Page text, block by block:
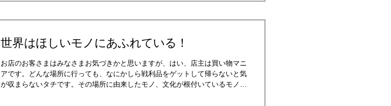
世界はほしいモノにあふれている！
お店のお客さまはみなさまお気づきかと思いますが、はい、店主は買い物マニ
アです。どんな場所に行っても、なにかしら戦利品をゲットして帰らないと気
が収まらないタチです。その場所に由来したモノ、文化が根付いているモノ、